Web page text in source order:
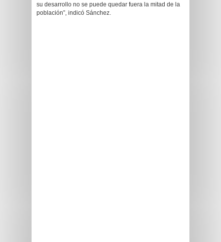
su desarrollo no se puede quedar fuera la mitad de la
población”, indicó Sánchez.